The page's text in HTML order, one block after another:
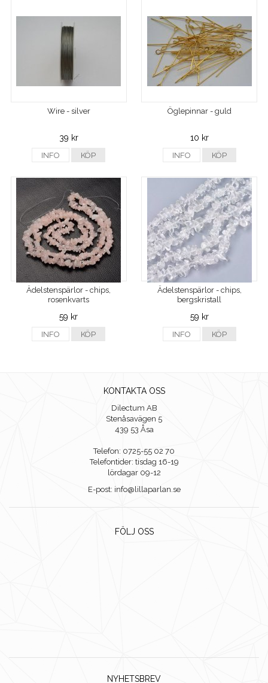
Wire - silver
39 kr
INFO KÖP
Öglepinnar - guld
10 kr
INFO KÖP
Ädelstenspärlor - chips,
rosenkvarts
59 kr
INFO KÖP
Ädelstenspärlor - chips,
bergskristall
59 kr
INFO KÖP
KONTAKTA OSS
Dilectum AB
Stenåsavägen 5
439 53 Åsa
Telefon: 0725-55 02 70
Telefontider: tisdag 16-19
lördagar 09-12
E-post: info@lillaparlan.se
FÖLJ OSS
NYHETSBREV